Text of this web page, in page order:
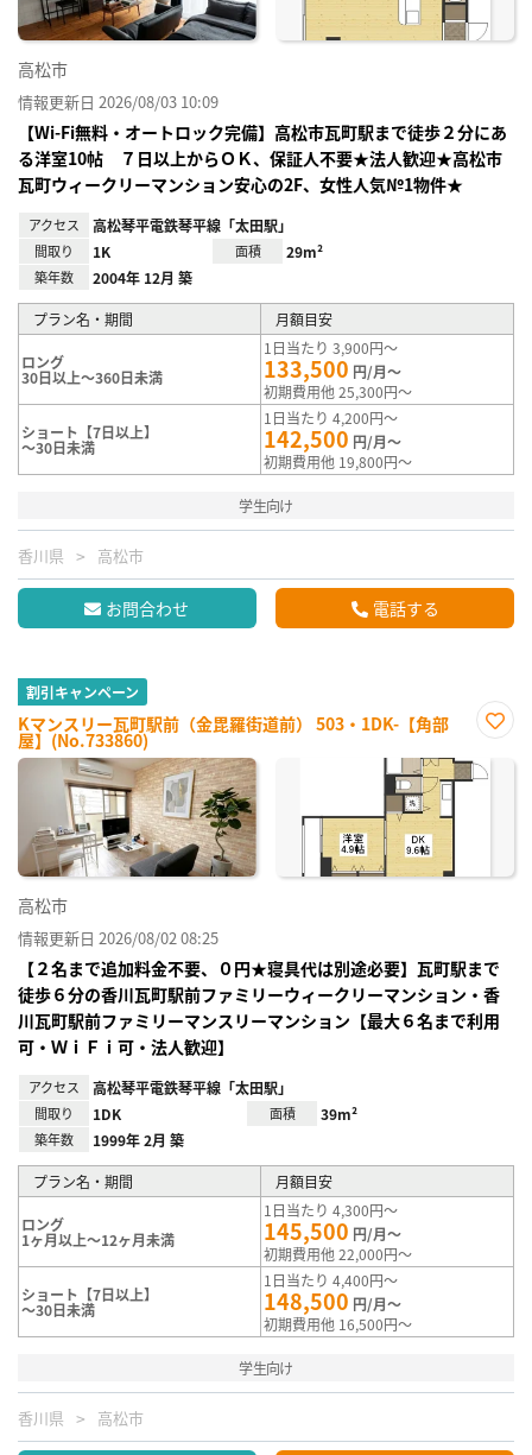
高松市
情報更新日 2026/08/03 10:09
【Wi-Fi無料・オートロック完備】高松市瓦町駅まで徒歩２分にあ
る洋室10帖 ７日以上からＯＫ、保証人不要★法人歓迎★高松市
瓦町ウィークリーマンション安心の2F、女性人気№1物件★
アクセス 高松琴平電鉄琴平線「太田駅」
間取り 1K 面積 29m²
築年数 2004年 12月 築
プラン名・期間 月額目安
ロング
30日以上～360日未満
1日当たり 3,900円～
133,500 円/月～
初期費用他 25,300円～
ショート【7日以上】
～30日未満
1日当たり 4,200円～
142,500 円/月～
初期費用他 19,800円～
学生向け
香川県 高松市
お問合わせ 電話する
割引キャンペーン
Kマンスリー瓦町駅前（金毘羅街道前） 503・1DK-【角部
屋】(No.733860)
に入
り登
高松市
情報更新日 2026/08/02 08:25
【２名まで追加料金不要、０円★寝具代は別途必要】瓦町駅まで
徒歩６分の香川瓦町駅前ファミリーウィークリーマンション・香
川瓦町駅前ファミリーマンスリーマンション【最大６名まで利用
可・ＷｉＦｉ可・法人歓迎】
アクセス 高松琴平電鉄琴平線「太田駅」
間取り 1DK 面積 39m²
築年数 1999年 2月 築
プラン名・期間 月額目安
ロング
1ヶ月以上～12ヶ月未満
1日当たり 4,300円～
145,500 円/月～
初期費用他 22,000円～
ショート【7日以上】
～30日未満
1日当たり 4,400円～
148,500 円/月～
初期費用他 16,500円～
学生向け
香川県 高松市